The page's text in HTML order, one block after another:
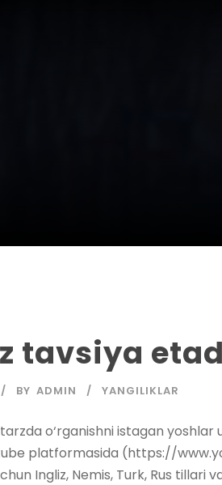
tavsiya
BY ADMIN YANGILIKLAR
o‘rganishni istagan yoshlar
platformasida (https://
Ingliz, Nemis, Turk, Rus tillari